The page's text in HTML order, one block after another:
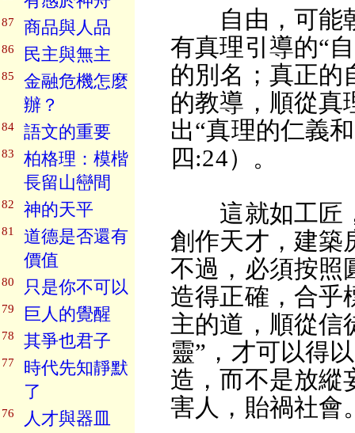
87 商品與人品
86 民主與無主
85
金融危機怎麼
辦？
84 語文的重要
83
柏格理：模楷
長留山巒間
82 神的天平
81
道德是否還有
價值
80 只是你不可以
79 巨人的覺醒
78 其爭也君子
77
時代先知靜默
了
76 人才與器皿
自由，可能
有真理引導的“
的別名；真正的
的教導，順從真
出“真理的仁義
四:24）。
這就如工匠
創作天才，建築
不過，必須按照
造得正確，合乎
主的道，順從信
靈”，才可以得
造，而不是放縱
害人，貽禍社會